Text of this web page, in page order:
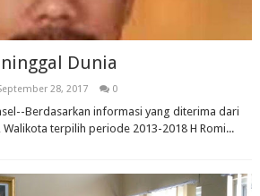
Dunia
28, 2017 0
Berdasarkan informasi yang diterima dari
terpilih periode 2013-2018 H Romi...